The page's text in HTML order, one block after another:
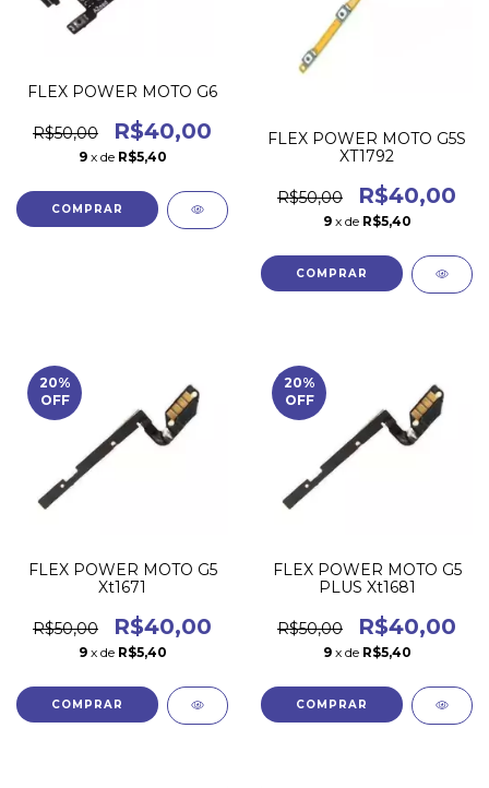
FLEX POWER MOTO G6
R$50,00 R$40,00
9 x de R$5,40
FLEX POWER MOTO G5S
XT1792
R$50,00 R$40,00
9 x de R$5,40
20%
OFF
FLEX POWER MOTO G5
Xt1671
R$50,00 R$40,00
9 x de R$5,40
20%
OFF
FLEX POWER MOTO G5
PLUS Xt1681
R$50,00 R$40,00
9 x de R$5,40